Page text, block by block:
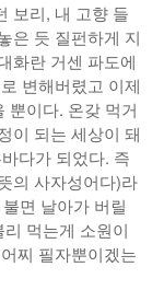
보리, 내 고향 들
은 듯 질펀하게 지
화란 거센 파도에
변해버렸고 이제
뿐이다. 온갖 먹거
이 되는 세상이 돼
다가 되었다. 즉
의 사자성어다)라
면 날아가 버릴
먹는게 소원이
찌 필자뿐이겠는